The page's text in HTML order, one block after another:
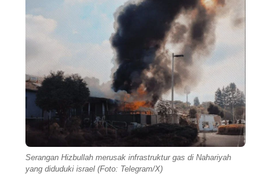
Serangan Hizbullah merusak infrastruktur gas di Nahariyah
yang diduduki israel (Foto: Telegram/X)